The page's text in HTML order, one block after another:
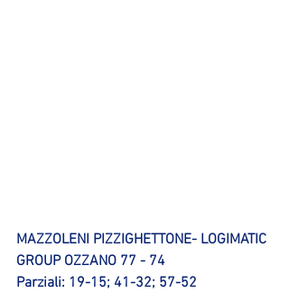
MAZZOLENI PIZZIGHETTONE- LOGIMATIC
GROUP OZZANO 77 - 74
Parziali: 19-15; 41-32; 57-52